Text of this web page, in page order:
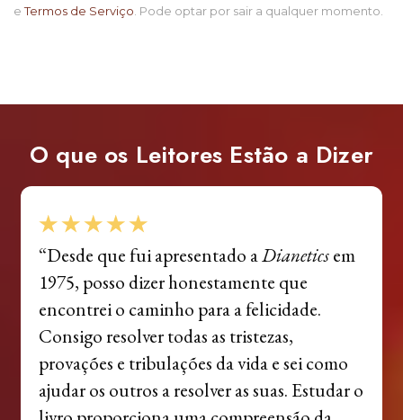
eTermos de Serviço . Pode optar por sair a qualquer momento.
O que os Leitores Estão a Dizer
“Desde que fui apresentado aDianeticsem
1975, posso dizer honestamente que
encontrei o caminho para a felicidade.
Consigo resolver todas as tristezas,
provações e tribulações da vida e sei como
ajudar os outros a resolver as suas. Estudar o